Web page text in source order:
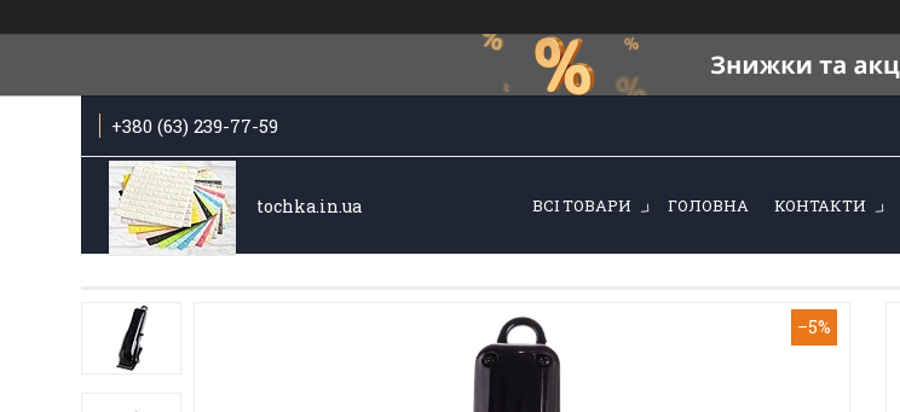
+380 (63) 239-77-59
tochka.in.ua ВСІ ТОВАРИ ГОЛОВНА КОНТАКТИ
–5%